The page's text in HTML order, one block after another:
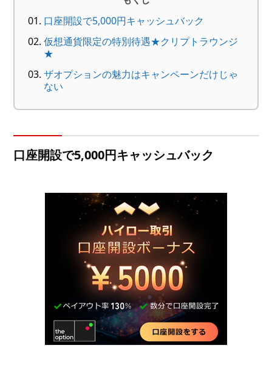
口座開設で5,000円キャッシュバック
仮想通貨限定の特別待遇★クリプトラウンジ
★
ザオプションの魅力はキャンペーンだけじゃ
ない
口座開設で5,000円キャッシュバック